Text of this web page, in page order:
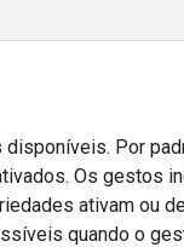
Por
Os gestos
ativam ou
quando o